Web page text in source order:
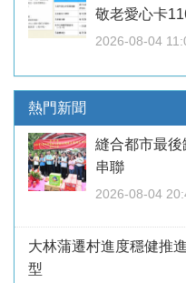
敬老愛心卡
2026-08-04
熱門新聞
縫合都市最
串聯
2026-08-04
大林蒲遷村進度穩健推
型